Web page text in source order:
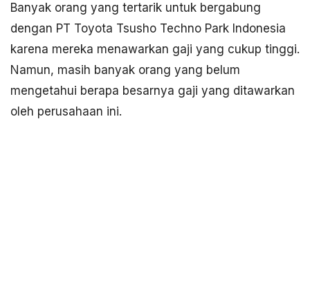
Banyak orang yang tertarik untuk bergabung
dengan PT Toyota Tsusho Techno Park Indonesia
karena mereka menawarkan gaji yang cukup tinggi.
Namun, masih banyak orang yang belum
mengetahui berapa besarnya gaji yang ditawarkan
oleh perusahaan ini.